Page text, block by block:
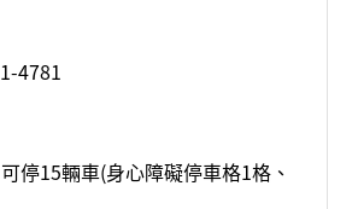
4781
停15輛車(身心障礙停車格1格、